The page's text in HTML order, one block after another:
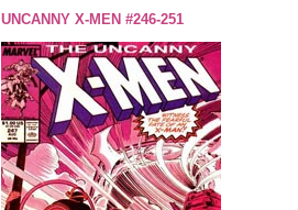
UNCANNY X-MEN #246-251